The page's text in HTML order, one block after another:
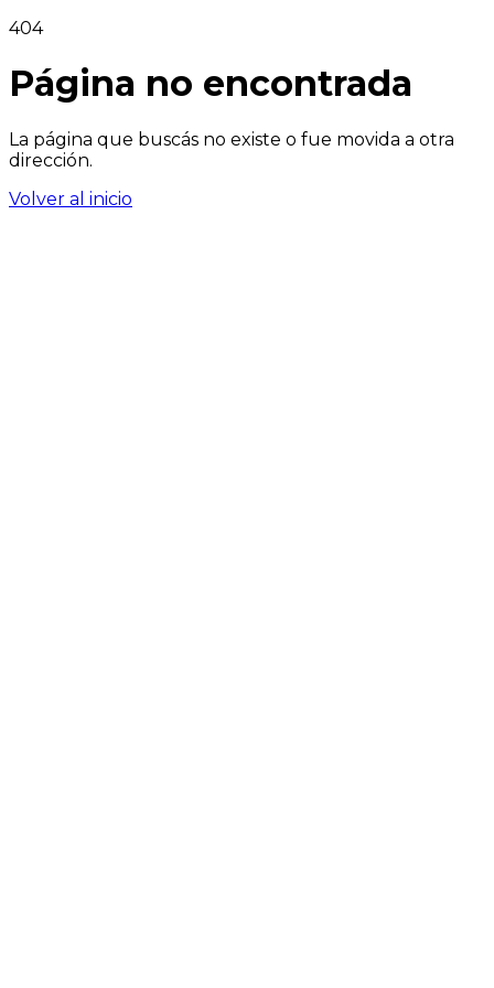
404
Página no encontrada
La página que buscás no existe o fue movida a otra
dirección.
Volver al inicio